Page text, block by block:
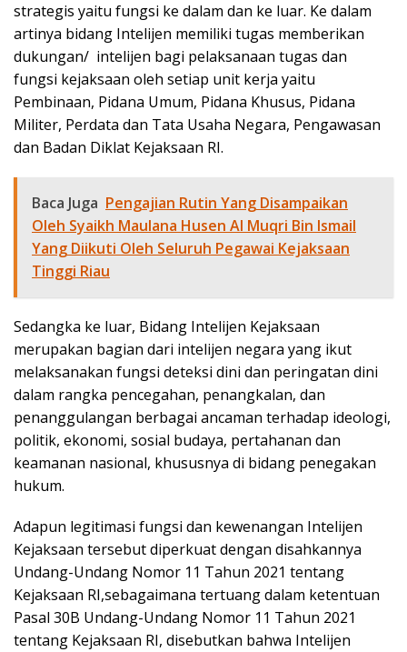
strategis yaitu fungsi ke dalam dan ke luar. Ke dalam
artinya bidang Intelijen memiliki tugas memberikan
dukungan/ intelijen bagi pelaksanaan tugas dan
fungsi kejaksaan oleh setiap unit kerja yaitu
Pembinaan, Pidana Umum, Pidana Khusus, Pidana
Militer, Perdata dan Tata Usaha Negara, Pengawasan
dan Badan Diklat Kejaksaan RI.
Baca Juga Pengajian Rutin Yang Disampaikan
Oleh Syaikh Maulana Husen Al Muqri Bin Ismail
Yang Diikuti Oleh Seluruh Pegawai Kejaksaan
Tinggi Riau
Sedangka ke luar, Bidang Intelijen Kejaksaan
merupakan bagian dari intelijen negara yang ikut
melaksanakan fungsi deteksi dini dan peringatan dini
dalam rangka pencegahan, penangkalan, dan
penanggulangan berbagai ancaman terhadap ideologi,
politik, ekonomi, sosial budaya, pertahanan dan
keamanan nasional, khususnya di bidang penegakan
hukum.
Adapun legitimasi fungsi dan kewenangan Intelijen
Kejaksaan tersebut diperkuat dengan disahkannya
Undang-Undang Nomor 11 Tahun 2021 tentang
Kejaksaan RI,sebagaimana tertuang dalam ketentuan
Pasal 30B Undang-Undang Nomor 11 Tahun 2021
tentang Kejaksaan RI, disebutkan bahwa Intelijen